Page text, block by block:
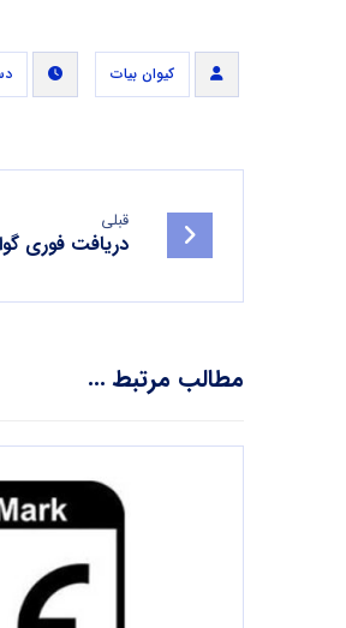
کیوان بیات
قبلی
دریافت فوری
مطالب مرتبط ...